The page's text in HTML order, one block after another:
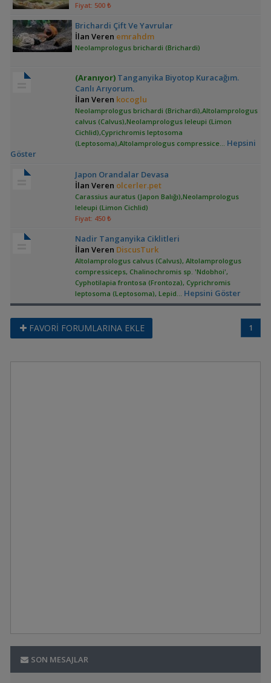
Fiyat: 500 ₺
Brichardi Çift Ve Yavrular
İlan Veren emrahdm
Neolamprologus brichardi (Brichardi)
(Aranıyor)Tanganyika Biyotop Kuracağım.
Canlı Arıyorum.
İlan Veren kocoglu
Neolamprologus brichardi (Brichardi),Altolamprologus
calvus (Calvus),Neolamprologus leleupi (Limon
Cichlid),Cyprichromis leptosoma
(Leptosoma),Altolamprologus compressice... Hepsini
Göster
Japon Orandalar Devasa
İlan Veren olcerler.pet
Carassius auratus (Japon Balığı),Neolamprologus
leleupi (Limon Cichlid)
Fiyat: 450 ₺
Nadir Tanganyika Ciklitleri
İlan Veren DiscusTurk
Altolamprologus calvus (Calvus), Altolamprologus
compressiceps, Chalinochromis sp. 'Ndobhoi',
Cyphotilapia frontosa (Frontoza), Cyprichromis
leptosoma (Leptosoma), Lepid... Hepsini Göster
FAVORİ FORUMLARINA EKLE 1
SON MESAJLAR